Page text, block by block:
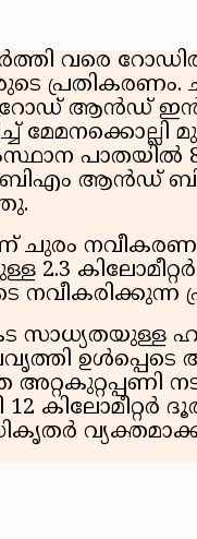
വരെ
പ്രതികരണം.
ആൻഡ്
പാതയിൽ
ആൻഡ്
ചുരം
2.3
സാധ്യതയുള്ള
ഉൾപ്പെടെ
അറ്റകുറ്റപ്പണി
12 കിലോമീറ്റർ